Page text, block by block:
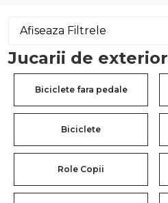
Afiseaza Filtrele
Jucarii de exterior
Biciclete fara pedale
Biciclete
Role Copii